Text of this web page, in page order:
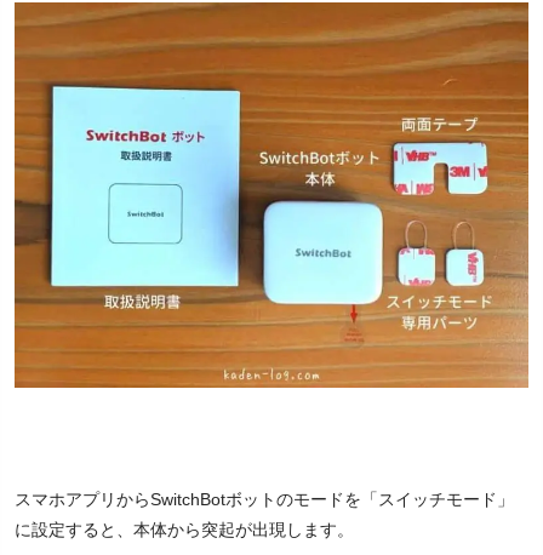
スマホアプリからSwitchBotボットのモードを「スイッチモード」
に設定すると、本体から突起が出現します。